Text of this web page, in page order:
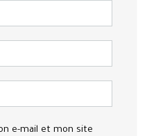
e-mail et mon site